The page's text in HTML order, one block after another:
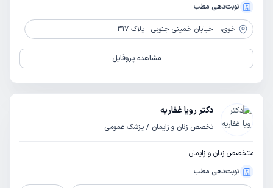
نوبت‌دهی مطب
خوی، - خیابان خمینی جنوبی - پلاک 317
مشاهده پروفایل
دکتر رویا غفاریه
تخصص زنان و زایمان / پزشک عمومی
متخصص زنان و زایمان
نوبت‌دهی مطب